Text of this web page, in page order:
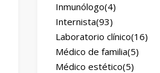
Inmunólogo(4)
Internista(93)
Laboratorio clínico(16)
Médico de familia(5)
Médico estético(5)